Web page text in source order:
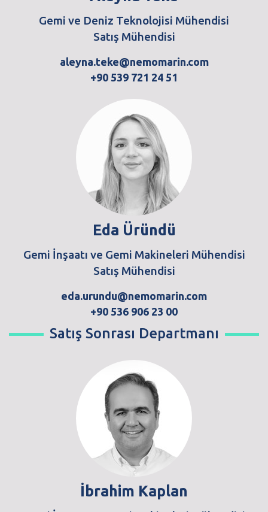
Gemi ve Deniz Teknolojisi Mühendisi
Satış Mühendisi
aleyna.teke@nemomarin.com
+90 539 721 24 51
Eda Üründü
Gemi İnşaatı ve Gemi Makineleri Mühendisi
Satış Mühendisi
eda.urundu@nemomarin.com
+90 536 906 23 00
Satış Sonrası Departmanı
İbrahim Kaplan